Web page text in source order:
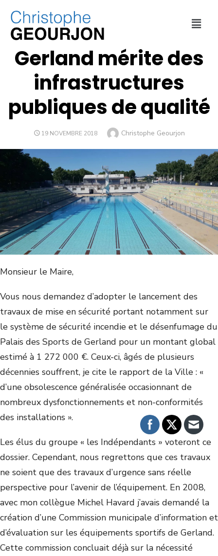
CULTURE ET SPORT ,URBANISME
Gerland mérite des
infrastructures
publiques de qualité
19 NOVEMBRE 2018 Christophe Geourjon
Monsieur le Maire,
Vous nous demandez d’adopter le lancement des
travaux de mise en sécurité portant notamment sur
le système de sécurité incendie et le désenfumage du
Palais des Sports de Gerland pour un montant global
estimé à 1 272 000 €. Ceux-ci, âgés de plusieurs
décennies souffrent, je cite le rapport de la Ville : «
d’une obsolescence généralisée occasionnant de
nombreux dysfonctionnements et non-conformités
des installations ».
Les élus du groupe « les Indépendants » voteront ce
dossier. Cependant, nous regrettons que ces travaux
ne soient que des travaux d’urgence sans réelle
perspective pour l’avenir de l’équipement. En 2008,
avec mon collègue Michel Havard j’avais demandé la
création d’une Commission municipale d’information et
d’évaluation sur les équipements sportifs de Gerland.
Cette commission concluait déjà sur la nécessité